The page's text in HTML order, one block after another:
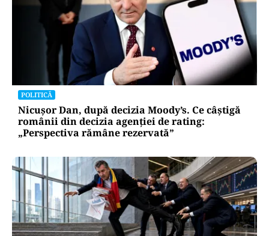
POLITICĂ
Nicușor Dan, după decizia Moody’s. Ce câștigă
românii din decizia agenției de rating:
„Perspectiva rămâne rezervată”